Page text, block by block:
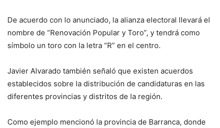
De acuerdo con lo anunciado, la alianza electoral llevará el
nombre de “Renovación Popular y Toro”, y tendrá como
símbolo un toro con la letra “R” en el centro.
Javier Alvarado también señaló que existen acuerdos
establecidos sobre la distribución de candidaturas en las
diferentes provincias y distritos de la región.
Como ejemplo mencionó la provincia de Barranca, donde